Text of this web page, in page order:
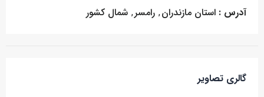
آدرس : استان مازندران, رامسر, شمال کشور
گالری تصاویر